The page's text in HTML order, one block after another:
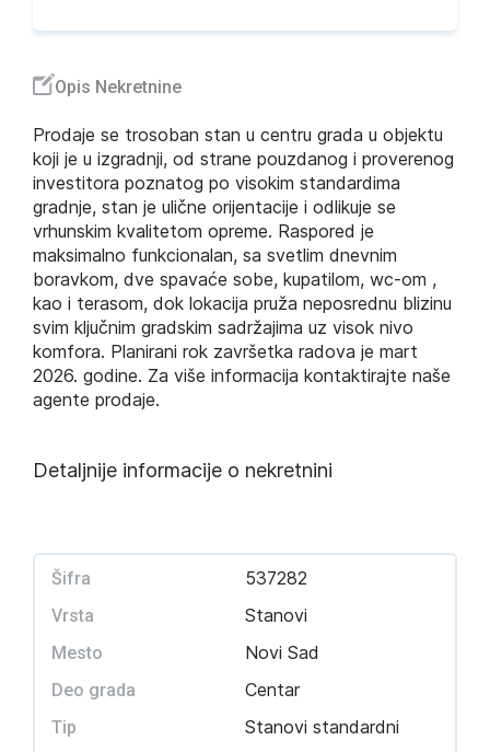
Opis Nekretnine
Prodaje se trosoban stan u centru grada u objektu
koji je u izgradnji, od strane pouzdanog i proverenog
investitora poznatog po visokim standardima
gradnje, stan je ulične orijentacije i odlikuje se
vrhunskim kvalitetom opreme. Raspored je
maksimalno funkcionalan, sa svetlim dnevnim
boravkom, dve spavaće sobe, kupatilom, wc-om ,
kao i terasom, dok lokacija pruža neposrednu blizinu
svim ključnim gradskim sadržajima uz visok nivo
komfora. Planirani rok završetka radova je mart
2026. godine. Za više informacija kontaktirajte naše
agente prodaje.
Detaljnije informacije o nekretnini
Šifra 537282
Vrsta Stanovi
Mesto Novi Sad
Deo grada Centar
Tip Stanovi standardni